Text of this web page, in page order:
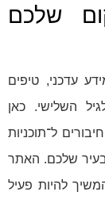
שלכם
עדכני, טיפים
השלישי. כאן
ל־תוכניות
בעיר שלכם. האתר
להיות פעיל